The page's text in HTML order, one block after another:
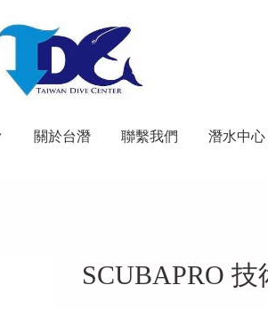
關於台潛 聯繫我們 潛水中心
SCUBAPRO